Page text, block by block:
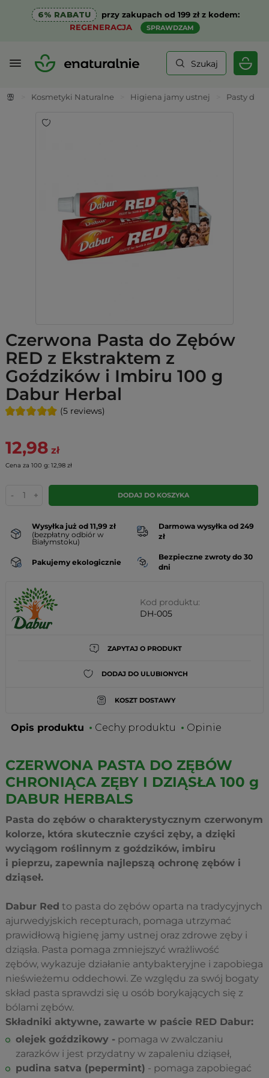
6% RABATU
przy zakupach od 199 zł z kodem:
REGENERACJA
SPRAWDZAM
Szukaj
Kosmetyki Naturalne Higiena jamy ustnej Pasty do
Czerwona Pasta do Zębów
RED z Ekstraktem z
Goździków i Imbiru 100 g
Dabur Herbal
(5 reviews)
12,98 zł
Cena za 100 g: 12,98 zł
- + DODAJ DO KOSZYKA
Wysyłka już od 11,99 zł
(bezpłatny odbiór w
Białymstoku)
Darmowa wysyłka od 249
zł
Pakujemy ekologicznie
Bezpieczne zwroty do 30
dni
Kod produktu:
DH-005
ZAPYTAJ O PRODUKT
DODAJ DO ULUBIONYCH
KOSZT DOSTAWY
Opis produktu Cechy produktu Opinie
CZERWONA PASTA DO ZĘBÓW
CHRONIĄCA ZĘBY I DZIĄSŁA 100 g
DABUR HERBALS
Pasta do zębów o charakterystycznym czerwonym
kolorze, która skutecznie czyści zęby, a dzięki
wyciągom roślinnym z goździków, imbiru
i pieprzu, zapewnia najlepszą ochronę zębów i
dziąseł.
Dabur Red to pasta do zębów oparta na tradycyjnych
ajurwedyjskich recepturach, pomaga utrzymać
prawidłową higienę jamy ustnej oraz zdrowe zęby i
dziąsła. Pasta pomaga zmniejszyć wrażliwość
zębów, wykazuje działanie antybakteryjne i zapobiega
nieświeżemu oddechowi. Ze względu za swój bogaty
skład pasta sprawdzi się u osób borykających się z
bólami zębów.
Składniki aktywne, zawarte w paście RED Dabur:
olejek goździkowy - pomaga w zwalczaniu
zarazków i jest przydatny w zapaleniu dziąseł,
pudina satva (pepermint) - pomaga zapobiegać